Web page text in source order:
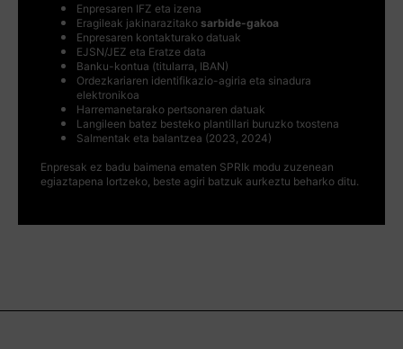
Enpresaren IFZ eta izena
Eragileak jakinarazitako sarbide-gakoa
Enpresaren kontakturako datuak
EJSN/JEZ eta Eratze data
Banku-kontua (titularra, IBAN)
Ordezkariaren identifikazio-agiria eta sinadura
elektronikoa
Harremanetarako pertsonaren datuak
Langileen batez besteko plantillari buruzko txostena
Salmentak eta balantzea (2023, 2024)
Enpresak ez badu baimena ematen SPRIk modu zuzenean
egiaztapena lortzeko, beste agiri batzuk aurkeztu beharko ditu.